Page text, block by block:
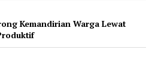
Kemandirian Warga Lewat